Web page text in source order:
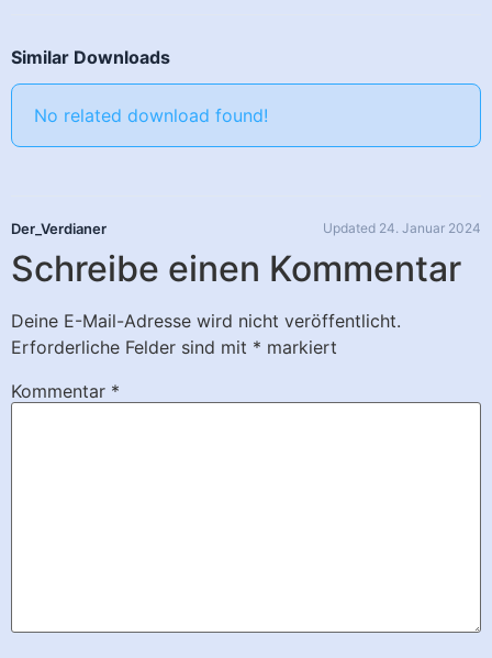
Similar Downloads
No related download found!
Der_Verdianer Updated 24. Januar 2024
Schreibe einen Kommentar
Deine E-Mail-Adresse wird nicht veröffentlicht.
Erforderliche Felder sind mit * markiert
Kommentar *